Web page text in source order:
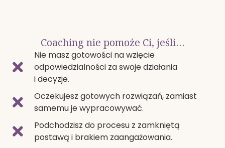
Coaching nie pomoże Ci, jeśli…
Nie masz gotowości na wzięcie
odpowiedzialności za swoje działania
i decyzje.
Oczekujesz gotowych rozwiązań, zamiast
samemu je wypracowywać.
Podchodzisz do procesu z zamkniętą
postawą i brakiem zaangażowania.